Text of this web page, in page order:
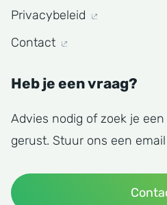
Privacybeleid
Contact
Heb je een vraag?
Advies nodig of zoek je
gerust. Stuur ons een email